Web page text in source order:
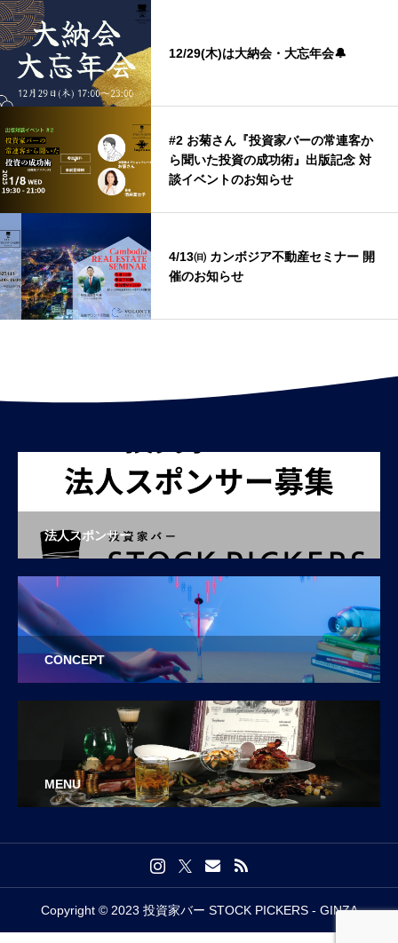
12/29(木)は大納会・大忘年会🔔
#2 お菊さん『投資家バーの常連客か
ら聞いた投資の成功術』出版記念 対
談イベントのお知らせ
4/13㈰ カンボジア不動産セミナー 開
催のお知らせ
法人スポンサー
CONCEPT
MENU
Copyright © 2023 投資家バー STOCK PICKERS - GINZA